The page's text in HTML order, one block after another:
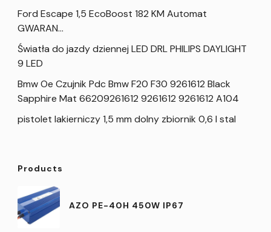
Ford Escape 1,5 EcoBoost 182 KM Automat
GWARAN…
Światła do jazdy dziennej LED DRL PHILIPS DAYLIGHT
9 LED
Bmw Oe Czujnik Pdc Bmw F20 F30 9261612 Black
Sapphire Mat 66209261612 9261612 9261612 A104
pistolet lakierniczy 1,5 mm dolny zbiornik 0,6 l stal
Products
AZO PE-40H 450W IP67